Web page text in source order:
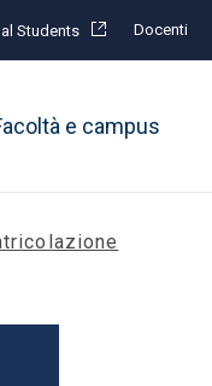
Students Docenti
e campus